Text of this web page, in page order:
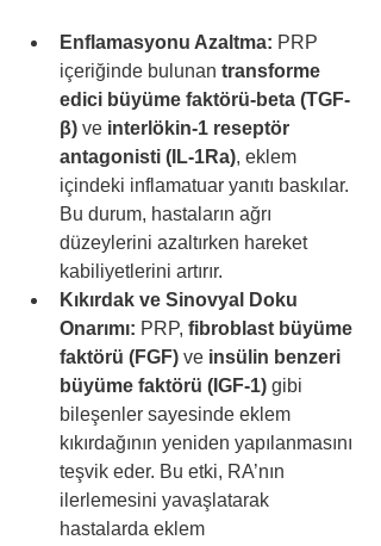
Enflamasyonu Azaltma: PRP
içeriğinde bulunan transforme
edici büyüme faktörü-beta (TGF-
β) ve interlökin-1 reseptör
antagonisti (IL-1Ra), eklem
içindeki inflamatuar yanıtı baskılar.
Bu durum, hastaların ağrı
düzeylerini azaltırken hareket
kabiliyetlerini artırır.
Kıkırdak ve Sinovyal Doku
Onarımı: PRP, fibroblast büyüme
faktörü (FGF) ve insülin benzeri
büyüme faktörü (IGF-1) gibi
bileşenler sayesinde eklem
kıkırdağının yeniden yapılanmasını
teşvik eder. Bu etki, RA’nın
ilerlemesini yavaşlatarak
hastalarda eklem